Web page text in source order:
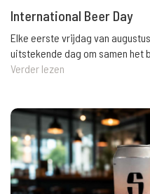
International Beer Day
Elke eerste vrijdag van
uitstekende dag om samen het
Verder lezen